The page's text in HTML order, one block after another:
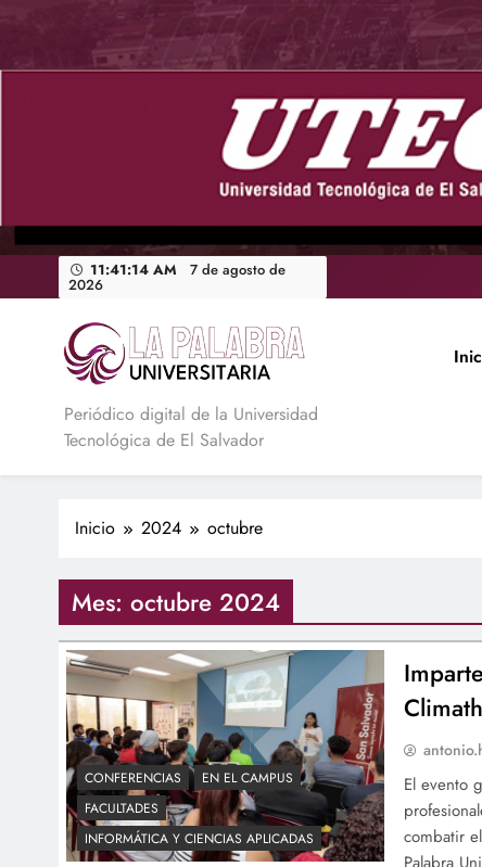
contenido
11:41:15 AM 7 de agosto de
2026
La Palabra Universitaria
Periódico digital de la Universidad
Tecnológica de El Salvador
Inicio 2024 octubre
Mes: octubre 2024
CONFERENCIAS
EN EL CAMPUS
FACULTADES
INFORMÁTICA Y CIENCIAS APLICADAS
El evento
combatir